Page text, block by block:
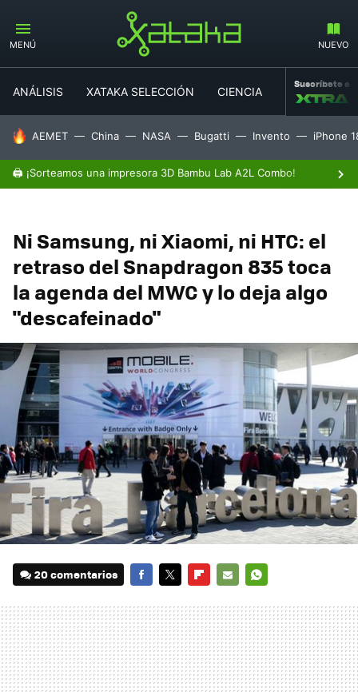
MENÚ NUEVO
ANÁLISIS XATAKA SELECCIÓN CIENCIA MOVILIDAD
Suscríbete a
HOY SE HABLA DE
AEMET China NASA Bugatti Invento iPhone
🖨️ ¡Sorteamos una impresora 3D Bambu Lab A2L Combo!
Ni Samsung, ni Xiaomi, ni HTC: el
retraso del Snapdragon 835 toca
la agenda del MWC y lo deja algo
"descafeinado"
20 comentarios
MAIL